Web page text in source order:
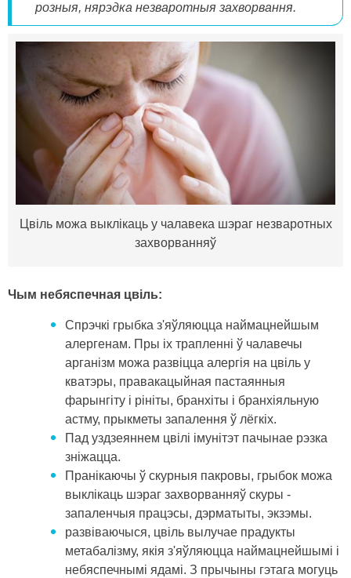
розныя, нярэдка незваротныя захворвання.
Цвіль можа выклікаць у чалавека шэраг незваротных
захворванняў
Чым небяспечная цвіль:
Спрэчкі грыбка з'яўляюцца наймацнейшым
алергенам. Пры іх трапленні ў чалавечы
арганізм можа развіцца алергія на цвіль у
кватэры, правакацыйная пастаянныя
фарынгіту і рініты, бранхіты і бранхіяльную
астму, прыкметы запалення ў лёгкіх.
Пад уздзеяннем цвілі імунітэт пачынае рэзка
зніжацца.
Пранікаючы ў скурныя пакровы, грыбок можа
выклікаць шэраг захворванняў скуры -
запаленчыя працэсы, дэрматыты, экзэмы.
развіваючыся, цвіль вылучае прадукты
метабалізму, якія з'яўляюцца наймацнейшымі і
небяспечнымі ядамі. З прычыны гэтага могуць